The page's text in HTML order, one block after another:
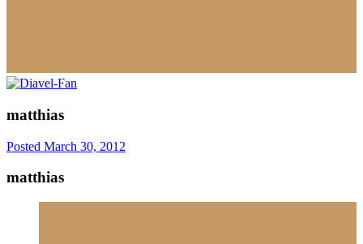
matthias
Posted March 30, 2012
matthias